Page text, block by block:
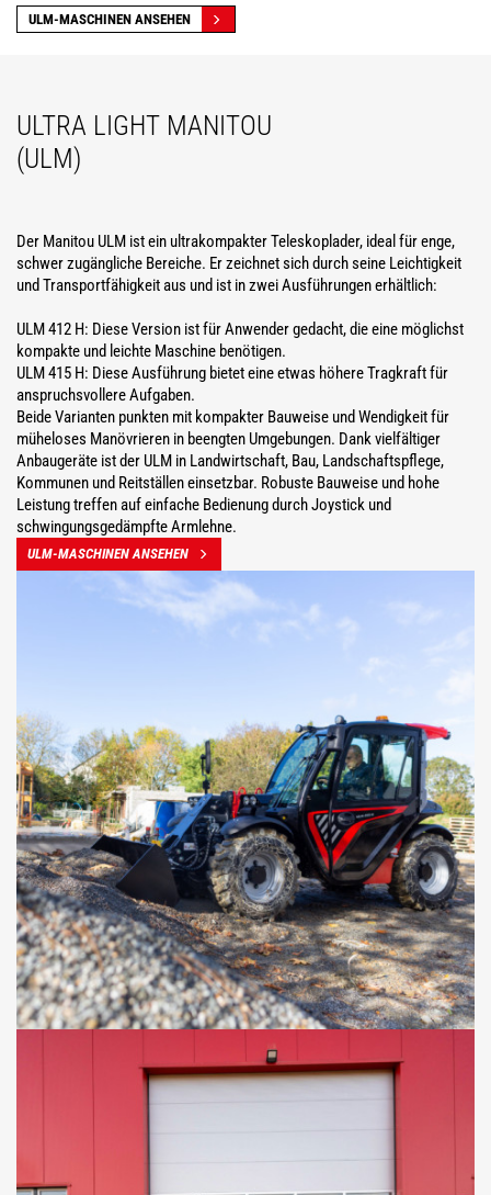
ULM-MASCHINEN ANSEHEN
ULTRA LIGHT MANITOU
(ULM)
Der Manitou ULM ist ein ultrakompakter Teleskoplader, ideal für enge,
schwer zugängliche Bereiche. Er zeichnet sich durch seine Leichtigkeit
und Transportfähigkeit aus und ist in zwei Ausführungen erhältlich:
ULM 412 H: Diese Version ist für Anwender gedacht, die eine möglichst
kompakte und leichte Maschine benötigen.
ULM 415 H: Diese Ausführung bietet eine etwas höhere Tragkraft für
anspruchsvollere Aufgaben.
Beide Varianten punkten mit kompakter Bauweise und Wendigkeit für
müheloses Manövrieren in beengten Umgebungen. Dank vielfältiger
Anbaugeräte ist der ULM in Landwirtschaft, Bau, Landschaftspflege,
Kommunen und Reitställen einsetzbar. Robuste Bauweise und hohe
Leistung treffen auf einfache Bedienung durch Joystick und
schwingungsgedämpfte Armlehne.
ULM-MASCHINEN ANSEHEN